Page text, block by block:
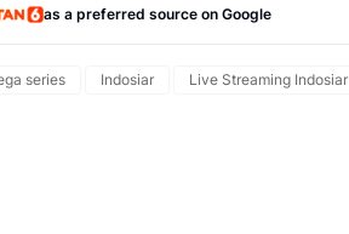
as a preferred source on Google
series Indosiar Live Streaming Indosiar